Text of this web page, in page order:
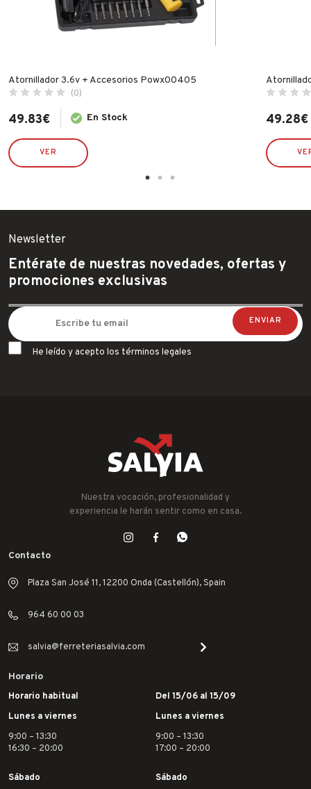
Atornillador 3.6v + Accesorios Powx00405
(0)
49.83€ En Stock
VER
49.28€
Newsletter
Entérate de nuestras novedades, ofertas y
promociones exclusivas
He leído y acepto los términos legales
Nuestra vocación, profesionalidad y
experiencia le harán sentir como en casa.
Contacto
Plaza San José 11, 12200 Onda (Castellón), Spain
964 60 00 03
salvia@ferreteriasalvia.com
Horario
Horario habitual
Lunes a viernes
9:00 – 13:30
16:30 – 20:00
Sábado
Del 15/06 al 15/09
Lunes a viernes
9:00 – 13:30
17:00 – 20:00
Sábado